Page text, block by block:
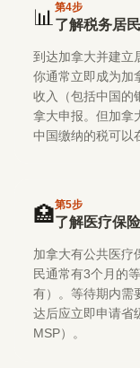
📊 第4步
了解税务居
到达加拿大并建立
你通常立即成为加
收入（包括中国的
拿大申报。但加拿
中国缴纳的税可以
🏥第5步
了解医疗保险
加拿大有公共医疗
民通常有3个月的
有）。等待期内需
达后应立即申请省
MSP）。